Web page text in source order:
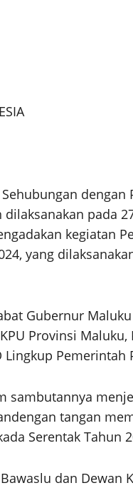
dengan
dilaksanakan pada
kegiatan
yang
Gubernur
Provinsi
Lingkup
sambutannya
tangan
Serentak Tahun
dan